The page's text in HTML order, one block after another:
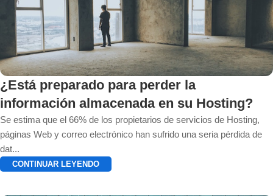
¿Está preparado para perder la
información almacenada en su Hosting?
Se estima que el 66% de los propietarios de servicios de Hosting,
páginas Web y correo electrónico han sufrido una seria pérdida de
dat...
CONTINUAR LEYENDO